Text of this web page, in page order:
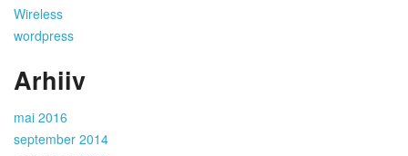
Wireless
wordpress
Arhiiv
mai 2016
september 2014